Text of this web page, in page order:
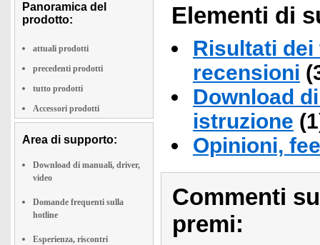
Panoramica del
prodotto:
attuali prodotti
precedenti prodotti
tutto prodotti
Accessori prodotti
Area di supporto:
Download di manuali, driver,
video
Domande frequenti sulla
hotline
Esperienza, riscontri
Elementi di
Risultati
recensioni
Download
istruzione
Opinioni,
Commenti
premi: